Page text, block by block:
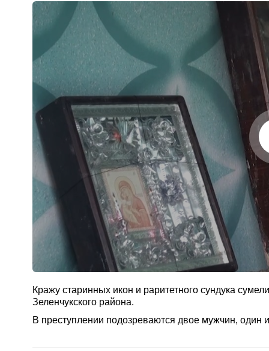
Кражу старинных икон и раритетного сундука
Зеленчукского района.
В преступлении подозреваются двое мужчин, один